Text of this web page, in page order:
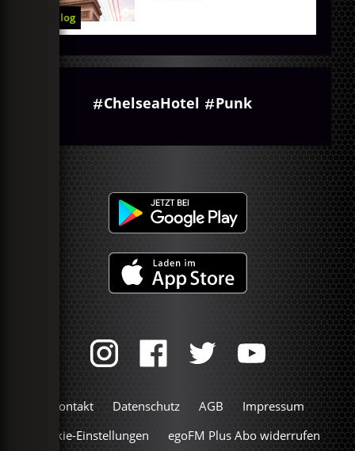
Blog
ChelseaHotel Punk
Kontakt Datenschutz AGB
Impressum
Cookie-Einstellungen
egoFM Plus Abo widerrufen